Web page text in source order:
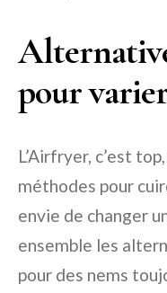
pour
L’Airfryer, c’est
méthodes pour
envie de changer
ensemble les
pour des nems